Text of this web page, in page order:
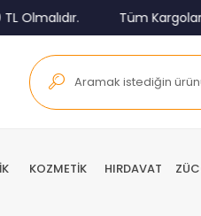
Tüm Kargolar
KOZMETİK HIRDAVAT